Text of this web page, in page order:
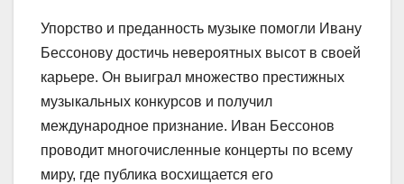
Упорство и преданность музыке помогли Ивану
Бессонову достичь невероятных высот в своей
карьере. Он выиграл множество престижных
музыкальных конкурсов и получил
международное признание. Иван Бессонов
проводит многочисленные концерты по всему
миру, где публика восхищается его